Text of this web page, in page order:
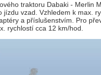
traktoru Dabaki - Merlin
jízdu vzad. Vzhledem k max.
a příslušenstvím. Pro
rychlostí cca 12 km/hod.